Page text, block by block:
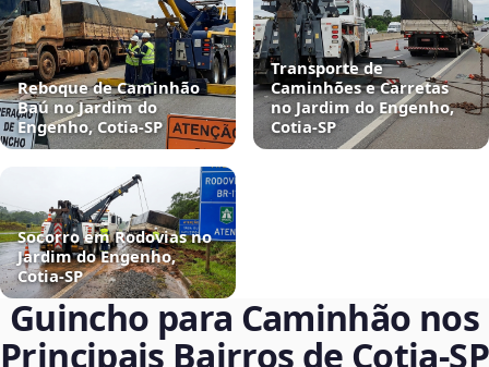
Reboque de Caminhão
Baú no Jardim do
Engenho, Cotia‑SP
Transporte de
Caminhões e Carretas
no Jardim do Engenho,
Cotia‑SP
Socorro em Rodovias no
Jardim do Engenho,
Cotia‑SP
Guincho para Caminhão nos
Principais Bairros de Cotia‑SP